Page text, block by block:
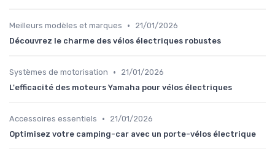
Meilleurs modèles et marques •
21/01/2026
Découvrez le charme des vélos électriques robustes
Systèmes de motorisation •
21/01/2026
L'efficacité des moteurs Yamaha pour vélos électriques
Accessoires essentiels •
21/01/2026
Optimisez votre camping-car avec un porte-vélos électrique